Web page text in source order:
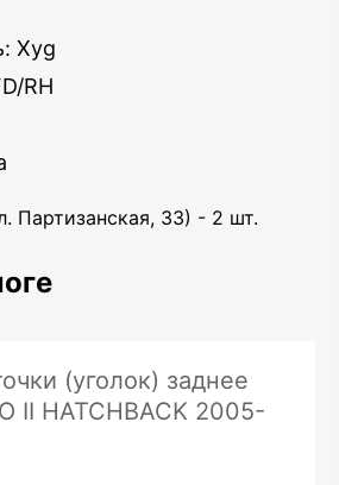
Xyg
RH
Партизанская, 33) - 2 шт.
(уголок) заднее
II HATCHBACK 2005-